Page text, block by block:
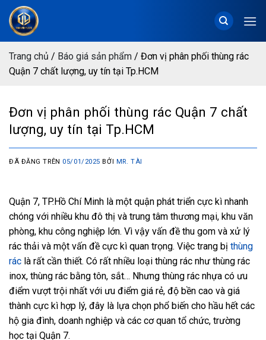
Chuyển
đến
dungTrang chủ / Báo giá sản phẩm / Đơn vị phân phối thùng rác
Quận 7 chất lượng, uy tín tại Tp.HCM
Đơn vị phân phối thùng rác Quận 7 chất
lượng, uy tín tại Tp.HCM
ĐÃ ĐĂNG TRÊN 05/01/2025 BỞI MR. TÀI
Quận 7, TP.Hồ Chí Minh là một quận phát triển cực kì nhanh
chóng với nhiều khu đô thị và trung tâm thương mại, khu văn
phòng, khu công nghiệp lớn. Vì vậy vấn đề thu gom và xử lý
rác thải và một vấn đề cực kì quan trọng. Việc trang bị thùng
rác là rất cần thiết. Có rất nhiều loại thùng rác như thùng rác
inox, thùng rác bằng tôn, sắt… Nhưng thùng rác nhựa có ưu
điểm vượt trội nhất với ưu điểm giá rẻ, độ bền cao và giá
thành cực kì hợp lý, đây là lựa chọn phổ biến cho hầu hết các
hộ gia đình, doanh nghiệp và các cơ quan tổ chức, trường
học tại Quận 7.